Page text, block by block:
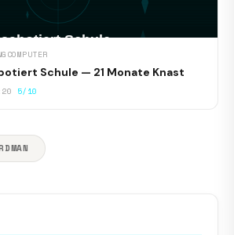
Schule — 21 Monate Knast
5/10